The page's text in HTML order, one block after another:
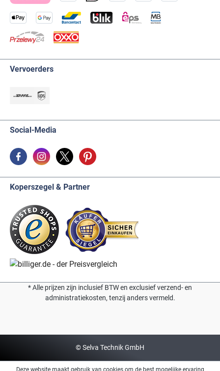
Vervoerders
Social-Media
Koperszegel & Partner
* Alle prijzen zijn inclusief BTW en exclusief verzend- en
administratiekosten, tenzij anders vermeld.
© Selva Technik GmbH
Deze website maakt gebruik van cookies om de best mogelijke ervaring